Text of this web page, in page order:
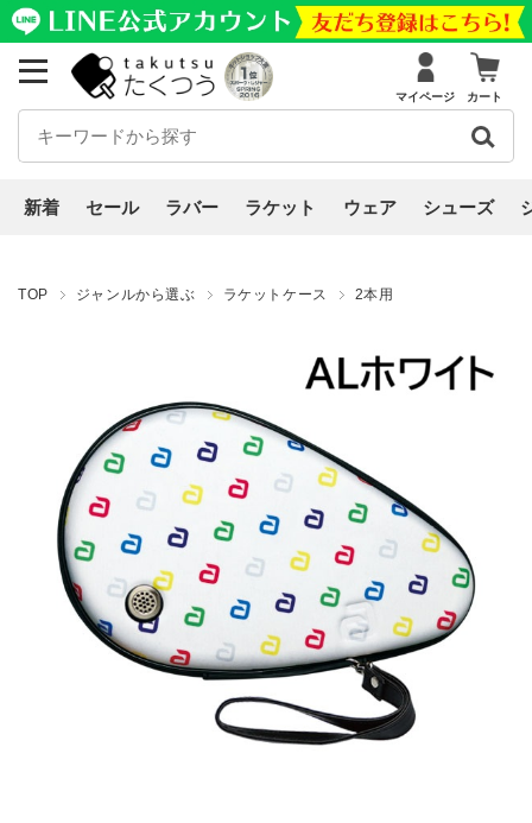
マイページ カート
新着 セール ラバー ラケット ウェア シューズ
TOP ジャンルから選ぶ ラケットケース 2本用